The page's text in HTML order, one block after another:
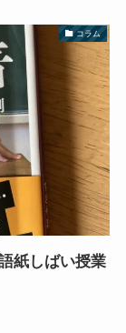
コラム
紙しばい授業